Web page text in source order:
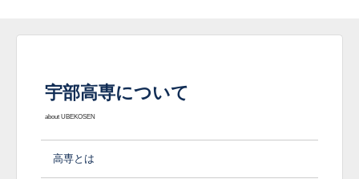
宇部高専について
about UBEKOSEN
高専とは